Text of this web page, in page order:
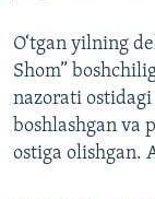
O‘tgan yilning
Shom”
nazorati ostidagi
boshlashgan va
ostiga olishgan.